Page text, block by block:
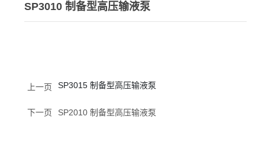
SP3010 制备型高压输液泵
上一页 SP3015 制备型高压输液泵
下一页 SP2010 制备型高压输液泵